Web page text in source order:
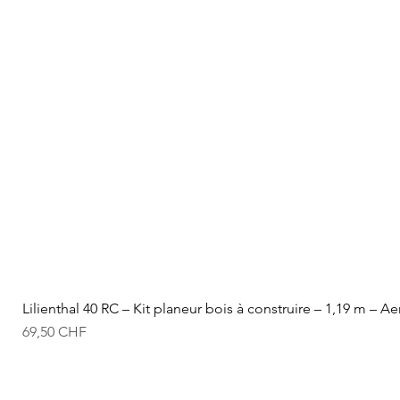
Lilienthal 40 RC – Kit planeur bois à construire – 1,19 m –
Prix
69,50 CHF